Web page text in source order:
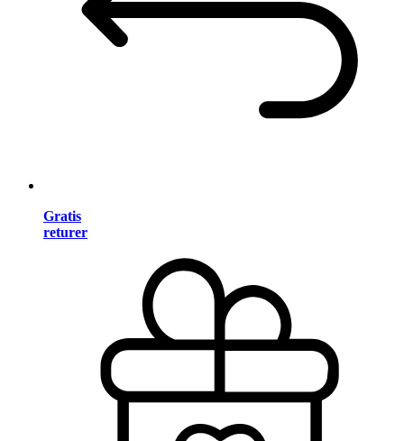
Gratis
returer